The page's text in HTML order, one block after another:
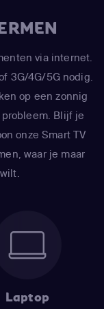
via internet.
3G/4G/5G nodig.
op een zonnig
Blijf je
onze Smart TV
waar je maar
Laptop